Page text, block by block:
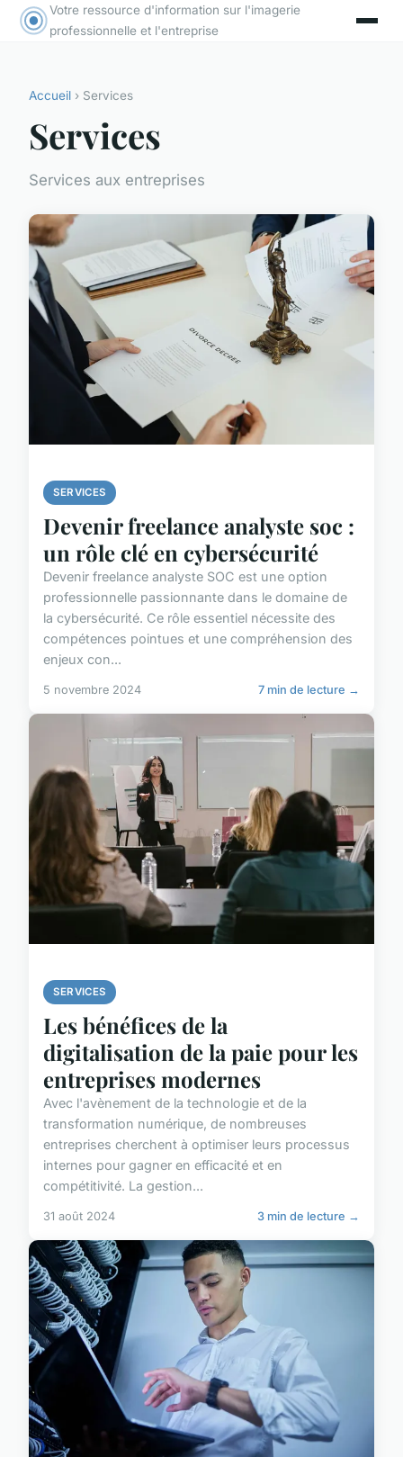
Votre ressource d'information sur l'imagerie
professionnelle et l'entreprise
Accueil › Services
Services
Services aux entreprises
SERVICES
Devenir freelance analyste soc :
un rôle clé en cybersécurité
Devenir freelance analyste SOC est une option
professionnelle passionnante dans le domaine de
la cybersécurité. Ce rôle essentiel nécessite des
compétences pointues et une compréhension des
enjeux con...
5 novembre 2024 7 min de lecture →
SERVICES
Les bénéfices de la
digitalisation de la paie pour les
entreprises modernes
Avec l'avènement de la technologie et de la
transformation numérique, de nombreuses
entreprises cherchent à optimiser leurs processus
internes pour gagner en efficacité et en
compétitivité. La gestion...
31 août 2024 3 min de lecture →